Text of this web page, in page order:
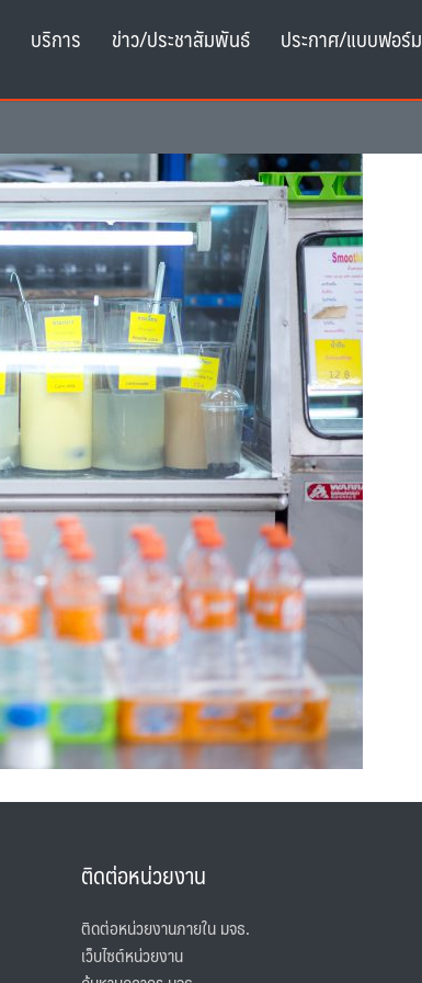
บริการ ข่าว/ประชาสัมพันธ์ ประกาศ/แบบฟอร์ม
ติดต่อหน่วยงาน
ติดต่อหน่วยงานภายใน มจธ.
เว็บไซต์หน่วยงาน